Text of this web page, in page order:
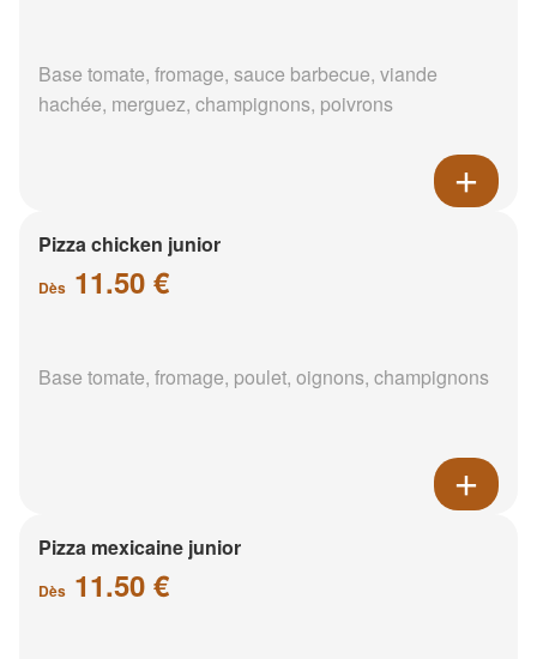
Base tomate, fromage, sauce barbecue, viande
hachée, merguez, champignons, poivrons
Pizza chicken junior
Dès 11.50 €
Base tomate, fromage, poulet, oignons, champignons
Pizza mexicaine junior
Dès 11.50 €